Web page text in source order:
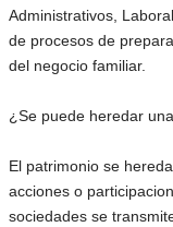
Administrativos,
de procesos de
del negocio familiar.
¿Se puede heredar
El patrimonio se
acciones o
sociedades se